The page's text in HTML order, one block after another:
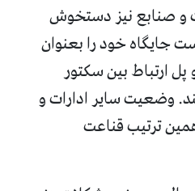
و صنابع نیز دستخوش
جایگاه خود را بعنوان
ارتباط بین سکتور
سایر ادارات و
ترتیب قناعت